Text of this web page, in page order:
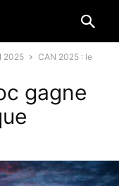
2025
CAN 2025 : le
gagne